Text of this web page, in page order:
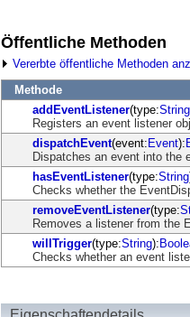
Öffentliche Methoden
Vererbte öffentliche Methoden
Methode
addEventListener(type:String
Registers an event listener
dispatchEvent(event:Event):
Dispatches an event into the
hasEventListener(type:String
Checks whether the
removeEventListener(type:
Removes a listener from the
willTrigger(type:String):
Checks whether an event